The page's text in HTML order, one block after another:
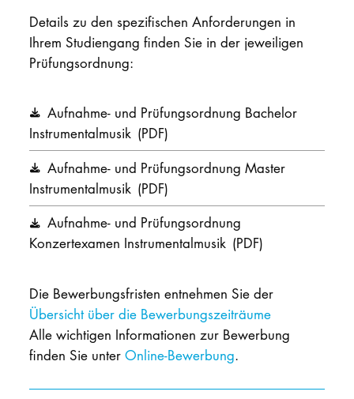
Details zu den spezifischen Anforderungen in
Ihrem Studiengang finden Sie in der jeweiligen
Prüfungsordnung:
Aufnahme- und Prüfungsordnung Bachelor
Instrumentalmusik (PDF)
Aufnahme- und Prüfungsordnung Master
Instrumentalmusik (PDF)
Aufnahme- und Prüfungsordnung
Konzertexamen Instrumentalmusik (PDF)
Die Bewerbungsfristen entnehmen Sie der
Übersicht über die Bewerbungszeiträume
Alle wichtigen Informationen zur Bewerbung
finden Sie unter Online-Bewerbung.